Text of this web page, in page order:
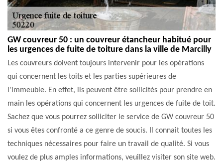
GW couvreur 50 : un couvreur étancheur habitué pour
les urgences de fuite de toiture dans la ville de Marcilly
Les couvreurs doivent toujours intervenir pour les opérations
qui concernent les toits et les parties supérieures de
l'immeuble. En effet, ils peuvent être sollicités pour prendre en
main les opérations qui concernent les urgences de fuite de toit.
Sachez que vous pourrez solliciter le service de GW couvreur 50
si vous êtes confronté a ce genre de soucis. Il connait toutes les
techniques nécessaires pour faire un travail de qualité. Si vous
voulez de plus amples informations, veuillez visiter son site web.